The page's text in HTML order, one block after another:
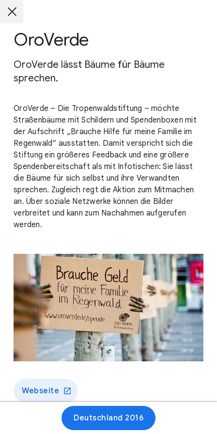
OroVerde
OroVerde lässt Bäume für Bäume
sprechen.
OroVerde – Die Tropenwaldstiftung – möchte
Straßenbäume mit Schildern und Spendenboxen mit
der Aufschrift „Brauche Hilfe für meine Familie im
Regenwald“ ausstatten. Damit verspricht sich die
Stiftung ein größeres Feedback und eine größere
Spendenbereitschaft als mit Infotischen: Sie lässt
die Bäume für sich selbst und ihre Verwandten
sprechen. Zugleich regt die Aktion zum Mitmachen
an. Über soziale Netzwerke können die Bilder
verbreitet und kann zum Nachahmen aufgerufen
werden.
Webseite
Deutschland 2016